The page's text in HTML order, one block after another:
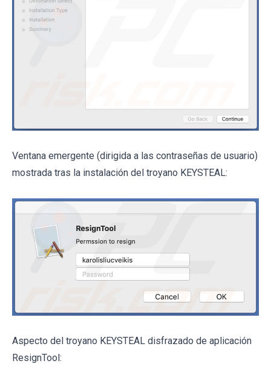
Ventana emergente (dirigida a las contraseñas de usuario)
mostrada tras la instalación del troyano KEYSTEAL:
Aspecto del troyano KEYSTEAL disfrazado de aplicación
ResignTool: